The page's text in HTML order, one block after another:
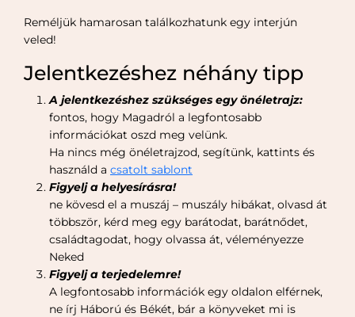
Reméljük hamarosan találkozhatunk egy interjún
veled!
Jelentkezéshez néhány tipp
A jelentkezéshez szükséges egy önéletrajz:
fontos, hogy Magadról a legfontosabb
információkat oszd meg velünk.
Ha nincs még önéletrajzod, segítünk, kattints és
használd a csatolt sablont
Figyelj a helyesírásra!
ne kövesd el a muszáj – muszály hibákat, olvasd át
többször, kérd meg egy barátodat, barátnődet,
családtagodat, hogy olvassa át, véleményezze
Neked
Figyelj a terjedelemre!
A legfontosabb információk egy oldalon elférnek,
ne írj Háború és Békét, bár a könyveket mi is